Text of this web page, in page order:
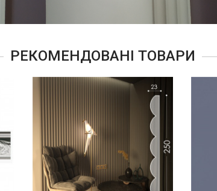
РЕКОМЕНДОВАНІ ТОВАРИ